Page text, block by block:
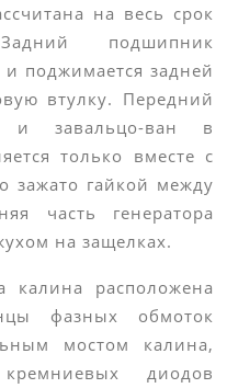
на весь срок
подшипник
поджимается задней
втулку. Передний
и завальцо-ван в
только вместе с
зажато гайкой между
часть генератора
на защелках.
калина расположена
фазных обмоток
мостом калина,
диодов